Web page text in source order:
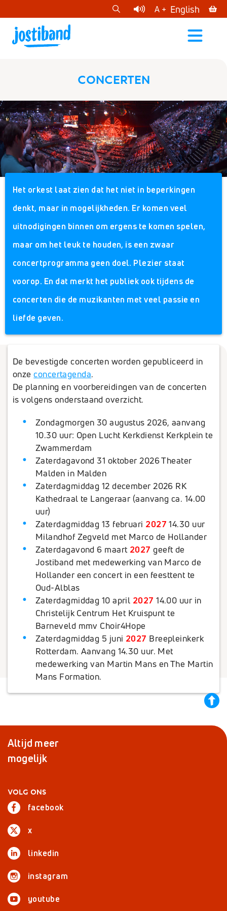
A + English cart
open
menu
CONCERTEN
Het orkest laat zien dat het niet in beperkingen
denkt, maar in mogelijkheden. Er komen veel
uitnodigingen binnen om ergens te komen spelen,
maar om het leuk te houden, is een zwaar
concertprogramma geen doel. Plezier staat
voorop. En dat merkt het publiek ook tijdens de
concerten die de muzikanten met veel passie en
liefde geven.
De bevestigde concerten worden gepubliceerd in
onzeconcertagenda.
De planning en voorbereidingen van de concerten
is volgens onderstaand overzicht.
Zondagmorgen 30 augustus 2026, aanvang
10.30 uur: Open Lucht Kerkdienst Kerkplein te
Zwammerdam
Zaterdagavond 31 oktober 2026 Theater
Malden in Malden
Zaterdagmiddag 12 december 2026 RK
Kathedraal te Langeraar (aanvang ca. 14.00
uur)
Zaterdagmiddag 13 februari 2027 14.30 uur
Milandhof Zegveld met Marco de Hollander
Zaterdagavond 6 maart 2027 geeft de
Jostiband met medewerking van Marco de
Hollander een concert in een feesttent te
Oud-Alblas
Zaterdagmiddag 10 april 2027 14.00 uur in
Christelijk Centrum Het Kruispunt te
Barneveld mmv Choir4Hope
Zaterdagmiddag 5 juni 2027 Breepleinkerk
Rotterdam. Aanvang 14.30 uur. Met
medewerking van Martin Mans en The Martin
Mans Formation.
back
to
top
Altijd meer
mogelijk
VOLG ONS
facebook
x
linkedin
instagram
youtube